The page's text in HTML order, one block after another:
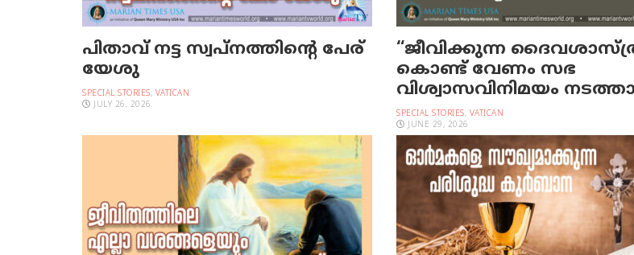
പിതാവ് നട്ട സ്വപ്നത്തിന്റെ പേര്
യേശു
SPECIAL STORIES, VATICAN
JULY 26, 2026
“ജീവിക്കുന്ന
കൊണ്ട് വേണം സഭ
വിശ്വാസവിനിമയം
SPECIAL STORIES, VATICAN
JUNE 29, 2026